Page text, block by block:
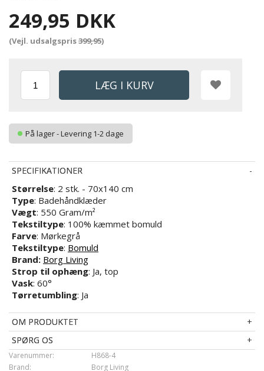
249,95 DKK
(Vejl. udsalgspris399,95)
På lager - Levering 1-2 dage
SPECIFIKATIONER
Størrelse: 2 stk. - 70x140 cm
Type: Badehåndklæder
Vægt: 550 Gram/m²
Tekstiltype: 100% kæmmet bomuld
Farve: Mørkegrå
Tekstiltype: Bomuld
Brand: Borg Living
Strop til ophæng: Ja, top
Vask: 60°
Tørretumbling: Ja
OM PRODUKTET
SPØRG OS
H868-4
Varenummer:
Borg Living
Brand: